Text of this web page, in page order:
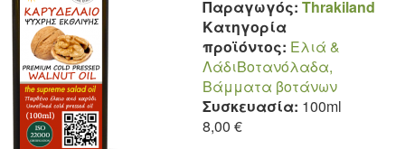
Παραγωγός: Thrakiland
Κατηγορία
προϊόντος: Eλιά &
ΛάδιΒοτανόλαδα,
Βάμματα βοτάνων
Συσκευασία: 100ml
8,00 €